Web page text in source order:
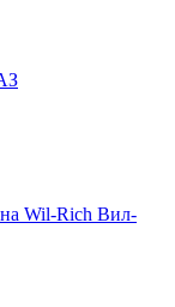
Wil-Rich Вил-